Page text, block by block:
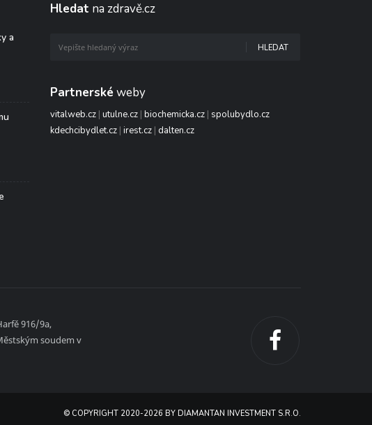
a
Hledat na zdravě.cz
HLEDAT
Partnerské weby
vitalweb.cz| utulne.cz| biochemicka.cz| spolubydlo.cz
kdechcibydlet.cz| irest.cz| dalten.cz
916/9a,
soudem v
© COPYRIGHT 2020-2026 BY DIAMANTAN INVESTMENT S.R.O.